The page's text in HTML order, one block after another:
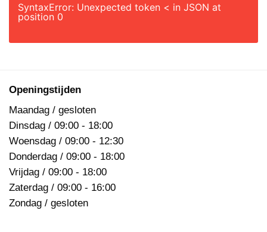
SyntaxError: Unexpected token < in JSON at
position 0
Openingstijden
Maandag / gesloten
Dinsdag / 09:00 - 18:00
Woensdag / 09:00 - 12:30
Donderdag / 09:00 - 18:00
Vrijdag / 09:00 - 18:00
Zaterdag / 09:00 - 16:00
Zondag / gesloten